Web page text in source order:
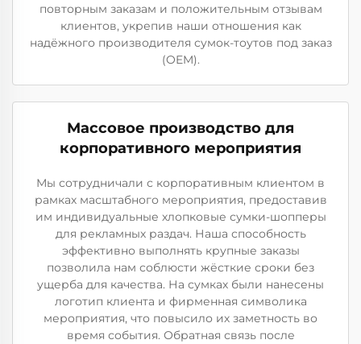
повторным заказам и положительным отзывам
клиентов, укрепив наши отношения как
надёжного производителя сумок-тоутов под заказ
(OEM).
Массовое производство для
корпоративного мероприятия
Мы сотрудничали с корпоративным клиентом в
рамках масштабного мероприятия, предоставив
им индивидуальные хлопковые сумки-шопперы
для рекламных раздач. Наша способность
эффективно выполнять крупные заказы
позволила нам соблюсти жёсткие сроки без
ущерба для качества. На сумках были нанесены
логотип клиента и фирменная символика
мероприятия, что повысило их заметность во
время события. Обратная связь после